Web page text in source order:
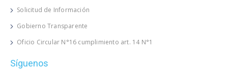
Solicitud de Información
Gobierno Transparente
Oficio Circular N°16 cumplimiento art. 14 N°1
Síguenos